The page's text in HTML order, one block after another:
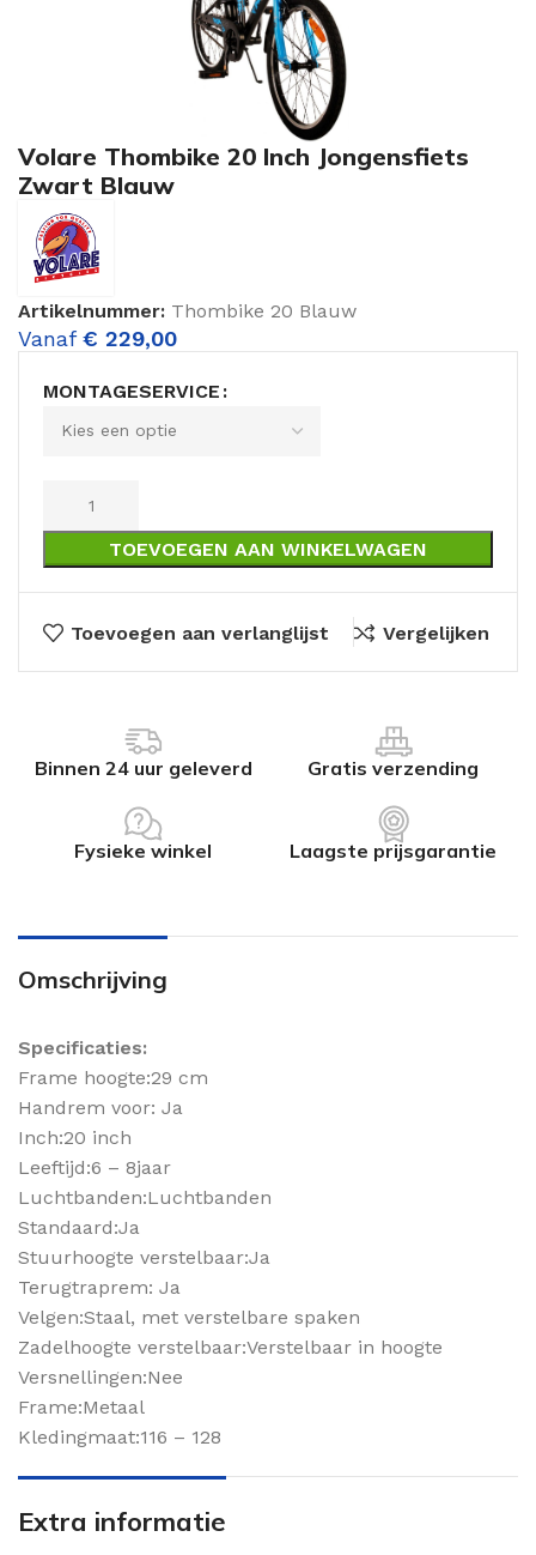
Volare Thombike 20 Inch Jongensfiets
Zwart Blauw
Artikelnummer: Thombike 20 Blauw
Vanaf € 229,00
MONTAGESERVICE
TOEVOEGEN AAN WINKELWAGEN
Toevoegen aan verlanglijst Vergelijken
Binnen 24 uur geleverd Gratis verzending
Fysieke winkel Laagste prijsgarantie
Omschrijving
Specificaties:
Frame hoogte:29 cm
Handrem voor: Ja
Inch:20 inch
Leeftijd:6 – 8jaar
Luchtbanden:Luchtbanden
Standaard:Ja
Stuurhoogte verstelbaar:Ja
Terugtraprem: Ja
Velgen:Staal, met verstelbare spaken
Zadelhoogte verstelbaar:Verstelbaar in hoogte
Versnellingen:Nee
Frame:Metaal
Kledingmaat:116 – 128
Extra informatie